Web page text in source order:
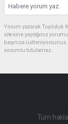
Yorum yazarak Topluluk
sitesine yaptığınız
başınıza
sorumlu tutulamaz.
Tüm